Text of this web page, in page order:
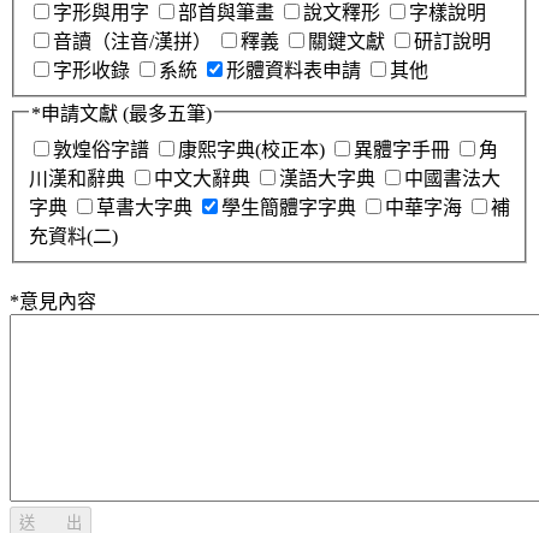
字形與用字
部首與筆畫 說文釋形
字樣說明
音讀（注音/漢拼）
釋義 關鍵文獻
研訂說明
字形收錄
系統 形體資料表申請 其他
*申請文獻 (最多五筆)
敦煌俗字譜
康熙字典(校正本) 異體字手冊
角
川漢和辭典
中文大辭典 漢語大字典
中國書法大
字典
草書大字典 學生簡體字字典 中華字海
補
充資料(二)
*意見內容
送 出